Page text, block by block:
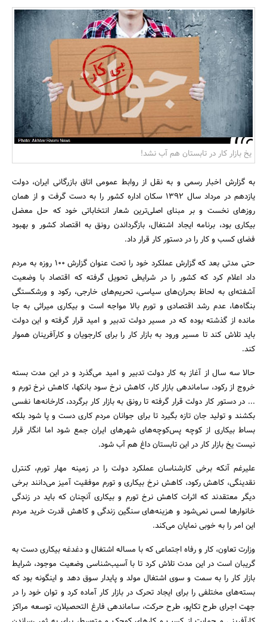
بانک، بیمه و سرمایه
مسکن و ساختمان
جستجو
یخ بازار کار در تابستان هم آب نشد!
به گزارش اخبار رسمی و به نقل از روابط عمومی اتاق بازرگانی ایران، دولت
یازدهم در مرداد سال 1392 سکان اداره کشور را به دست گرفت و از همان
روزهای نخست و بر مبنای اصلی‌ترین شعار انتخاباتی خود که حل معضل
بیکاری بود، برنامه ایجاد اشتغال، بازگرداندن رونق به اقتصاد کشور و بهبود
فضای کسب و کار را در دستور کار قرار داد.
حتی مدتی بعد که گزارش عملکرد خود را تحت عنوان گزارش 100 روزه به مردم
داد اعلام کرد که کشور را در شرایطی تحویل گرفته که اقتصاد با وضعیت
آشفته‌ای به لحاظ بحران‌های سیاسی، تحریم‌های خارجی، رکود و ورشکستگی
بنگاه‌ها، عدم رشد اقتصادی و تورم بالا مواجه است و بیکاری میراثی به جا
مانده از گذشته بوده که در مسیر دولت تدبیر و امید قرار گرفته و این دولت
باید تلاش کند تا مسیر ورود به بازار کار را برای کارجویان و کارآفرینان هموار
کند.
حالا سه سال از آغاز به کار دولت تدبیر و امید می‌گذرد و در این مدت بسته‌
خروج از رکود، ساماندهی بازار کار، کاهش نرخ سود بانکها، کاهش نرخ تورم و
... در دستور کار دولت قرار گرفته تا رونق به بازار کار برگردد، کارخانه‌ها نفسی
بکشند و تولید جان تازه بگیرد تا برای جوانان مردم کاری دست و پا شود بلکه
بساط بیکاری از کوچه پس‌کوچه‌های شهرهای ایران جمع شود اما انگار قرار
نیست یخ بازار کار در این تابستان داغ هم آب شود.
علیرغم آنکه برخی کارشناسان عملکرد دولت را در زمینه مهار تورم، کنترل
نقدینگی، کاهش رکود، کاهش نرخ بیکاری و تورم موفقیت آمیز می‌دانند برخی
دیگر معتقدند که اثرات کاهش نرخ تورم و بیکاری آنچنان که باید در زندگی
خانوارها لمس نمی‌شود و هزینه‌های سنگین زندگی و کاهش قدرت خرید مردم
این امر را به خوبی نمایان می‌کند.
وزارت تعاون، کار و رفاه اجتماعی که با مساله اشتغال و دغدغه بیکاری دست به
گریبان است در این مدت تلاش کرد تا با آسیب‌شناسی وضعیت موجود، شرایط
بازار کار را به سمت و سوی اشتغال مولد و پایدار سوق دهد و اینگونه بود که
بسته‌های مختلفی را برای ایجاد تحرک در بازار کار آماده کرد و توان خود را در
جهت اجرای طرح تکاپو، طرح حرکت، ساماندهی فارغ التحصیلان، توسعه مراکز